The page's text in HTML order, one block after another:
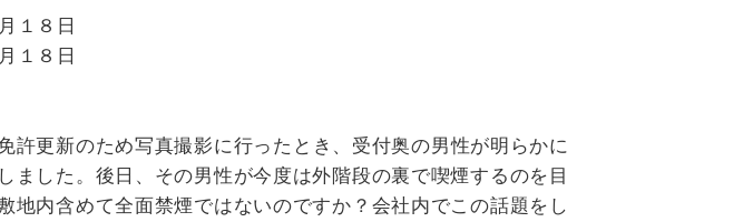
１８日
１８日
許更新のため写真撮影に行ったとき、受付奥の男性が明らかに
ました。後日、その男性が今度は外階段の裏で喫煙するのを目
地内含めて全面禁煙ではないのですか？会社内でこの話題をし